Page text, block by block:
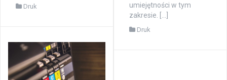
Druk
umiejętności w tym
zakresie. […]
Druk